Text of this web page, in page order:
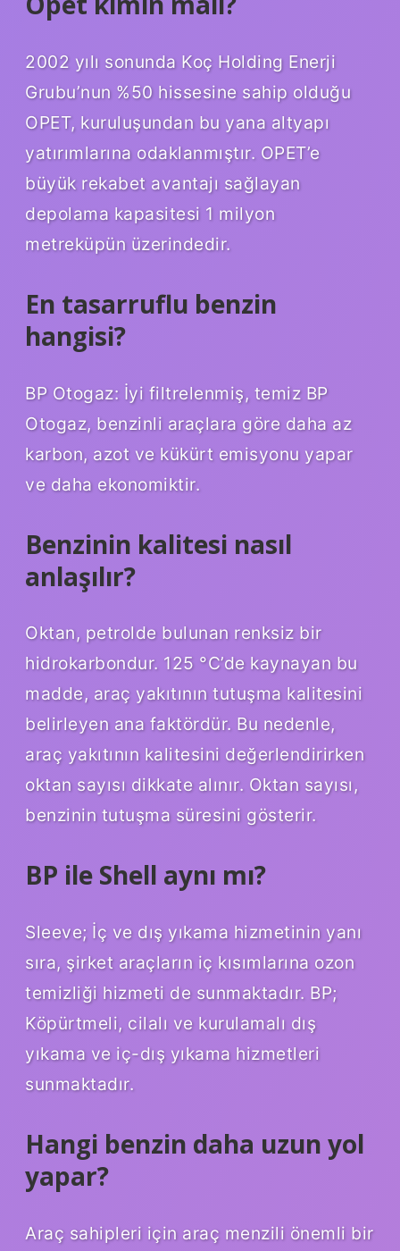
2002 yılı sonunda Koç Holding Enerji
Grubu’nun %50 hissesine sahip olduğu
OPET, kuruluşundan bu yana altyapı
yatırımlarına odaklanmıştır. OPET’e
büyük rekabet avantajı sağlayan
depolama kapasitesi 1 milyon
metreküpün üzerindedir.
En tasarruflu benzin
hangisi?
BP Otogaz: İyi filtrelenmiş, temiz BP
Otogaz, benzinli araçlara göre daha az
karbon, azot ve kükürt emisyonu yapar
ve daha ekonomiktir.
Benzinin kalitesi nasıl
anlaşılır?
Oktan, petrolde bulunan renksiz bir
hidrokarbondur. 125 °C’de kaynayan bu
madde, araç yakıtının tutuşma kalitesini
belirleyen ana faktördür. Bu nedenle,
araç yakıtının kalitesini değerlendirirken
oktan sayısı dikkate alınır. Oktan sayısı,
benzinin tutuşma süresini gösterir.
BP ile Shell aynı mı?
Sleeve; İç ve dış yıkama hizmetinin yanı
sıra, şirket araçların iç kısımlarına ozon
temizliği hizmeti de sunmaktadır. BP;
Köpürtmeli, cilalı ve kurulamalı dış
yıkama ve iç-dış yıkama hizmetleri
sunmaktadır.
Hangi benzin daha uzun yol
yapar?
Araç sahipleri için araç menzili önemli bir